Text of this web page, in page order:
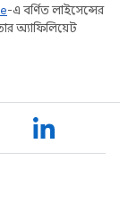
-এ বর্ণিত লাইসেন্সের
অ্যাফিলিয়েট